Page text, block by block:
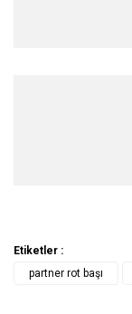
Etiketler :
partner rot başı